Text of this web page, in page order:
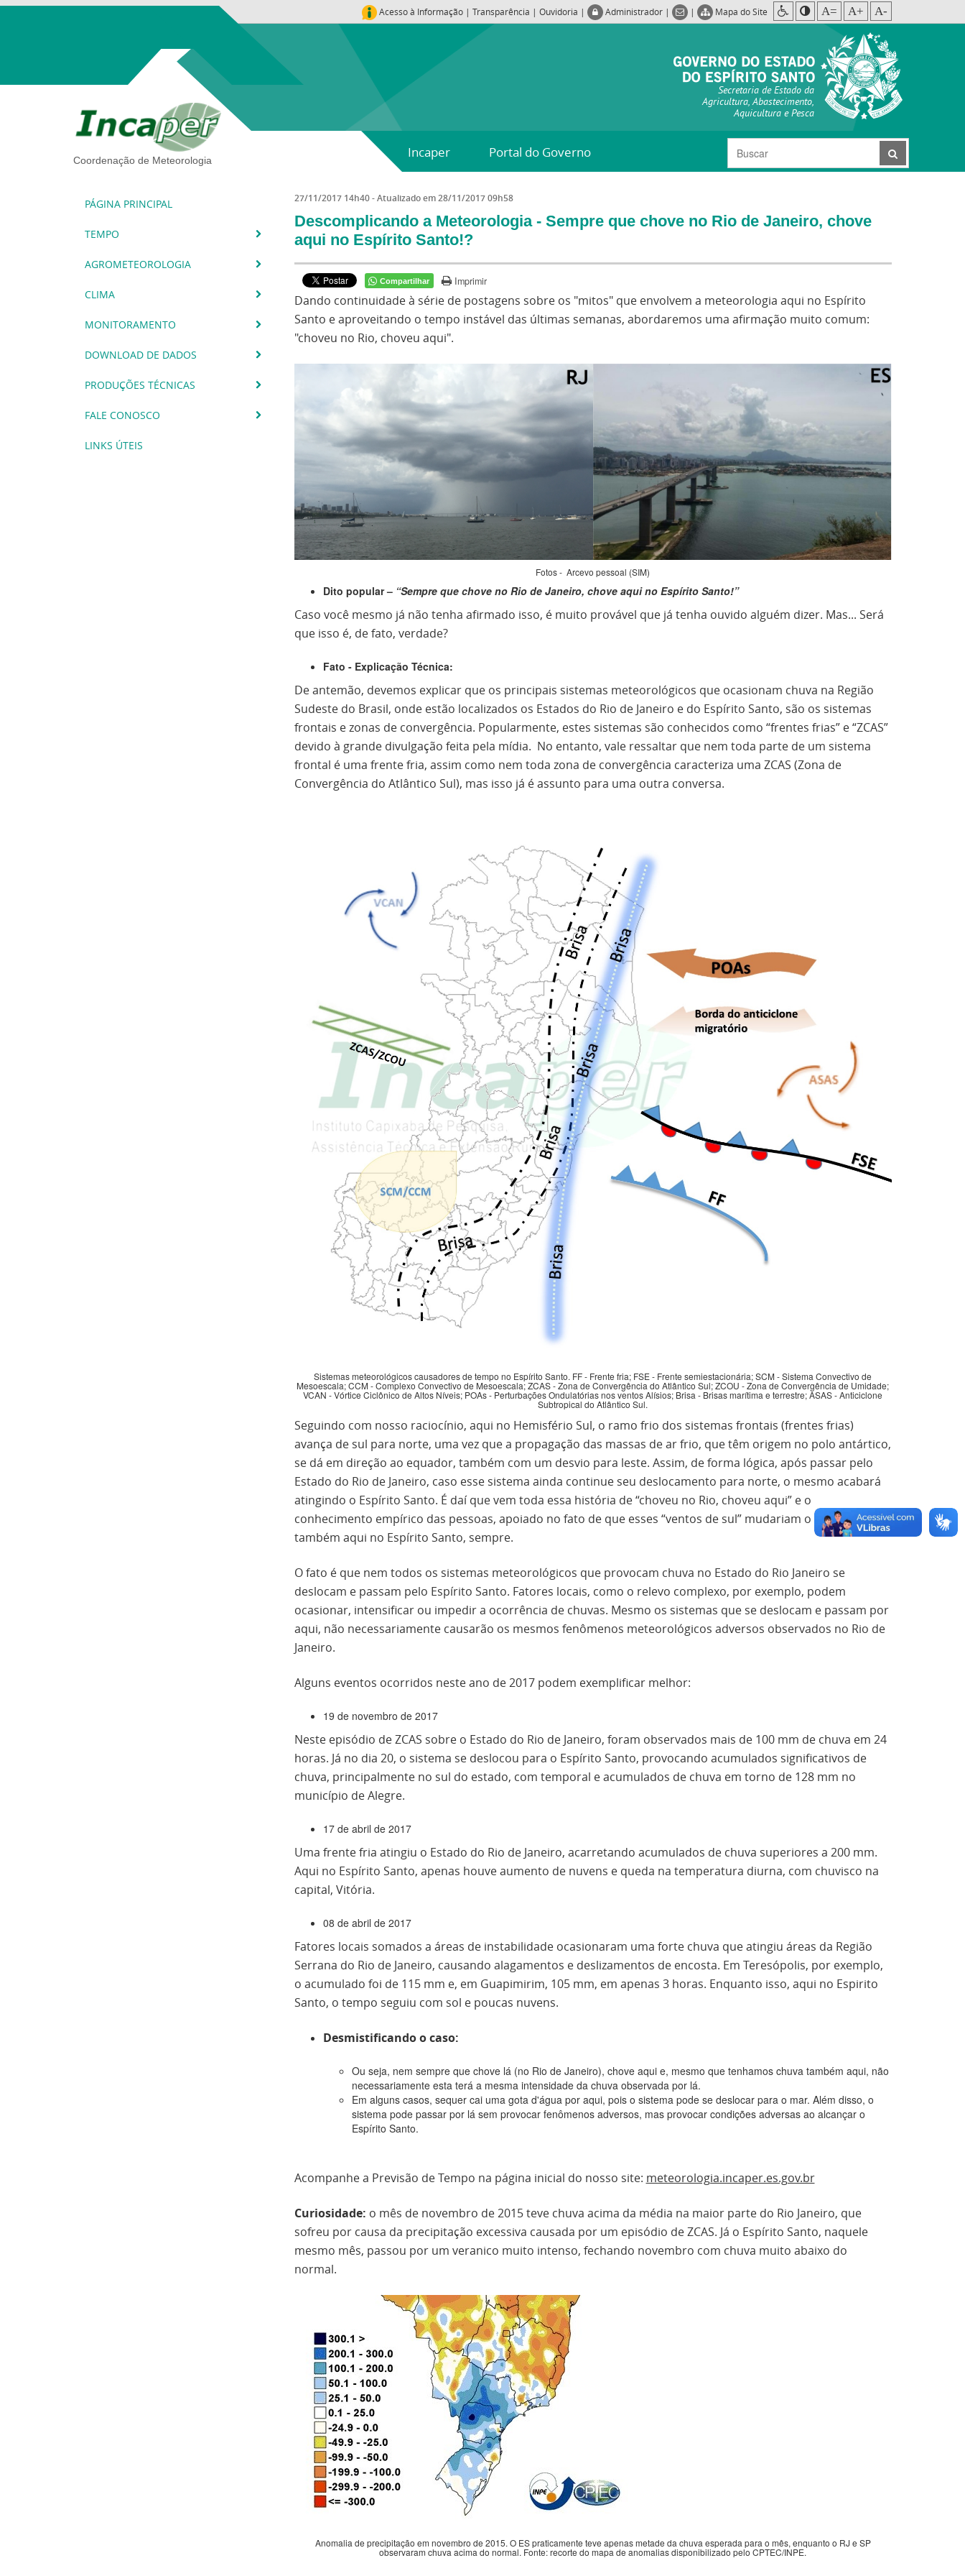
Acesso à Informação | Transparência | Ouvidoria | Administrador | | Mapa do Site A= A+ A-
Secretaria de Estado da
Agricultura, Abastecimento,
Aquicultura e Pesca
Incaper Portal do Governo
Coordenação de Meteorologia
PÁGINA PRINCIPAL
TEMPO
AGROMETEOROLOGIA
CLIMA
MONITORAMENTO
DOWNLOAD DE DADOS
PRODUÇÕES TÉCNICAS
FALE CONOSCO
LINKS ÚTEIS
27/11/2017 14h40- Atualizado em28/11/2017 09h58
Descomplicando a Meteorologia - Sempre que chove no Rio de Janeiro, chove
aqui no Espírito Santo!?
Compartilhar Imprimir
Dando continuidade à série de postagens sobre os "mitos" que envolvem a meteorologia aqui no Espírito
Santo e aproveitando o tempo instável das últimas semanas, abordaremos uma afirmação muito comum:
"choveu no Rio, choveu aqui".
Fotos - Arcevo pessoal (SIM)
Dito popular – “Sempre que chove no Rio de Janeiro, chove aqui no Espírito Santo!”
Caso você mesmo já não tenha afirmado isso, é muito provável que já tenha ouvido alguém dizer. Mas... Será
que isso é, de fato, verdade?
Fato - Explicação Técnica:
De antemão, devemos explicar que os principais sistemas meteorológicos que ocasionam chuva na Região
Sudeste do Brasil, onde estão localizados os Estados do Rio de Janeiro e do Espírito Santo, são os sistemas
frontais e zonas de convergência. Popularmente, estes sistemas são conhecidos como “frentes frias” e “ZCAS”
devido à grande divulgação feita pela mídia. No entanto, vale ressaltar que nem toda parte de um sistema
frontal é uma frente fria, assim como nem toda zona de convergência caracteriza uma ZCAS (Zona de
Convergência do Atlântico Sul), mas isso já é assunto para uma outra conversa.
Sistemas meteorológicos causadores de tempo no Espírito Santo. FF - Frente fria; FSE - Frente semiestacionária; SCM - Sistema Convectivo de
Mesoescala; CCM - Complexo Convectivo de Mesoescala; ZCAS -Zona de Convergência do Atlântico Sul; ZCOU - Zona de Convergência de Umidade;
VCAN - Vórtice Ciclônico de Altos Níveis; POAs - Perturbações Ondulatórias nos ventos Alísios; Brisa - Brisas marítima e terrestre; ASAS - Anticiclone
Subtropical do Atlântico Sul.
Seguindo com nosso raciocínio, aqui no Hemisfério Sul, o ramo frio dos sistemas frontais (frentes frias)
avança de sul para norte, uma vez que a propagação das massas de ar frio, que têm origem no polo antártico,
se dá em direção ao equador, também com um desvio para leste. Assim, de forma lógica, após passar pelo
Estado do Rio de Janeiro, caso esse sistema ainda continue seu deslocamento para norte, o mesmo acabará
atingindo o Espírito Santo. É daí que vem toda essa história de “choveu no Rio, choveu aqui” e o
conhecimento empírico das pessoas, apoiado no fato de que esses “ventos de sul” mudariam o tempo
também aqui no Espírito Santo, sempre.
O fato é que nem todos os sistemas meteorológicos que provocam chuva no Estado do Rio Janeiro se
deslocam e passam pelo Espírito Santo. Fatores locais, como o relevo complexo, por exemplo, podem
ocasionar, intensificar ou impedir a ocorrência de chuvas. Mesmo os sistemas que se deslocam e passam por
aqui, não necessariamente causarão os mesmos fenômenos meteorológicos adversos observados no Rio de
Janeiro.
Alguns eventos ocorridos neste ano de 2017 podem exemplificar melhor:
19 de novembro de 2017
Neste episódio de ZCAS sobre o Estado do Rio de Janeiro, foram observados mais de 100 mm de chuva em 24
horas. Já no dia 20, o sistema se deslocou para o Espírito Santo, provocando acumulados significativos de
chuva, principalmente no sul do estado, com temporal e acumulados de chuva em torno de 128 mm no
município de Alegre.
17 de abril de 2017
Uma frente fria atingiu o Estado do Rio de Janeiro, acarretando acumulados de chuva superiores a 200 mm.
Aqui no Espírito Santo, apenas houve aumento de nuvens e queda na temperatura diurna, com chuvisco na
capital, Vitória.
08 de abril de 2017
Fatores locais somados a áreas de instabilidade ocasionaram uma forte chuva que atingiu áreas da Região
Serrana do Rio de Janeiro, causando alagamentos e deslizamentos de encosta. Em Teresópolis, por exemplo,
o acumulado foi de 115 mm e, em Guapimirim, 105 mm, em apenas 3 horas. Enquanto isso, aqui no Espirito
Santo, o tempo seguiu com sol e poucas nuvens.
Desmistificando o caso:
Ou seja, nem sempre que chove lá (no Rio de Janeiro), chove aqui e, mesmo que tenhamos chuva também aqui, não
necessariamente esta terá a mesma intensidade da chuva observada por lá.
Em alguns casos, sequer cai uma gota d'água por aqui, pois o sistema pode se deslocar para o mar. Além disso, o
sistema pode passar por lá sem provocar fenômenos adversos, mas provocar condições adversas ao alcançar o
Espírito Santo.
Acompanhe a Previsão de Tempo na página inicial do nosso site: meteorologia.incaper.es.gov.br
Curiosidade: o mês de novembro de 2015 teve chuva acima da média na maior parte do Rio Janeiro, que
sofreu por causa da precipitação excessiva causada por um episódio de ZCAS. Já o Espírito Santo, naquele
mesmo mês, passou por um veranico muito intenso, fechando novembro com chuva muito abaixo do
normal.
Anomalia de precipitação em novembro de 2015. O ES praticamente teve apenas metade da chuva esperada para o mês, enquanto o RJ e SP
observaram chuva acima do normal. Fonte: recorte do mapa de anomalias disponibilizado pelo CPTEC/INPE.